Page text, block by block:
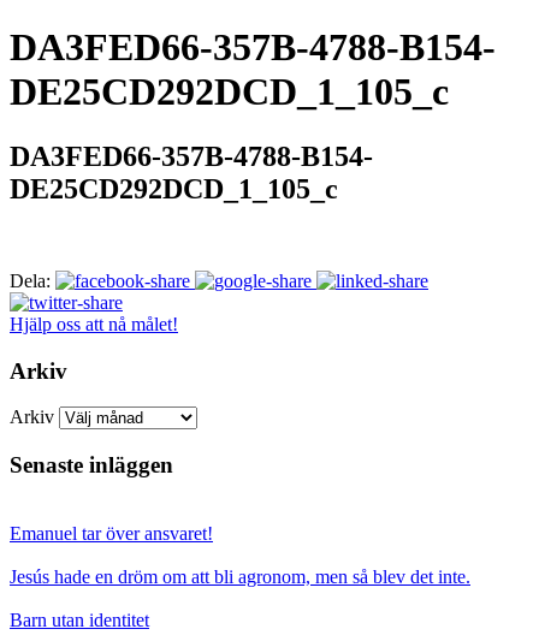
DA3FED66-357B-4788-B154-
DE25CD292DCD_1_105_c
DA3FED66-357B-4788-B154-
DE25CD292DCD_1_105_c
Dela:
Hjälp oss att nå målet!
Arkiv
Arkiv
Senaste inläggen
Emanuel tar över ansvaret!
Jesús hade en dröm om att bli agronom, men så blev det inte.
Barn utan identitet